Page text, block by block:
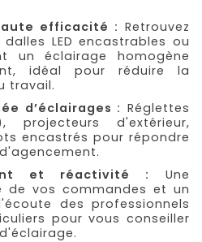
efficacité : Retrouvez
LED encastrables ou
un éclairage homogène
idéal pour réduire la
travail.
d’éclairages : Réglettes
projecteurs d'extérieur,
encastrés pour répondre
et réactivité : Une
de vos commandes et un
des professionnels
pour vous conseiller